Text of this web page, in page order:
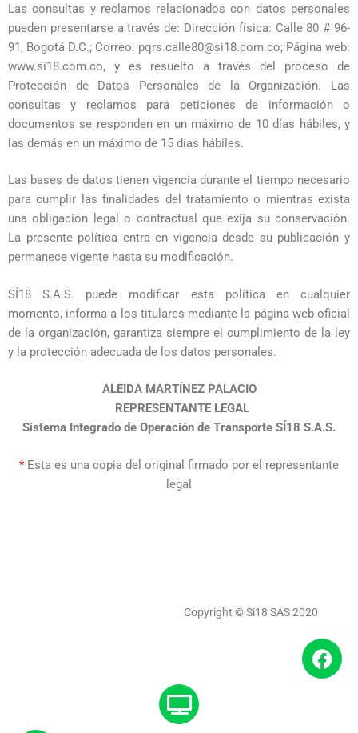
Las consultas y reclamos relacionados con datos personales
pueden presentarse a través de: Dirección física: Calle 80 # 96-
91, Bogotá D.C.; Correo: pqrs.calle80@si18.com.co; Página web:
www.si18.com.co, y es resuelto a través del proceso de
Protección de Datos Personales de la Organización. Las
consultas y reclamos para peticiones de información o
documentos se responden en un máximo de 10 días hábiles, y
las demás en un máximo de 15 días hábiles.
Las bases de datos tienen vigencia durante el tiempo necesario
para cumplir las finalidades del tratamiento o mientras exista
una obligación legal o contractual que exija su conservación.
La presente política entra en vigencia desde su publicación y
permanece vigente hasta su modificación.
SÍ18 S.A.S. puede modificar esta política en cualquier
momento, informa a los titulares mediante la página web oficial
de la organización, garantiza siempre el cumplimiento de la ley
y la protección adecuada de los datos personales.
ALEIDA MARTÍNEZ PALACIO
REPRESENTANTE LEGAL
Sistema Integrado de Operación de Transporte SÍ18 S.A.S.
*Esta es una copia del original firmado por el representante
legal
Copyright © Si18 SAS 2020